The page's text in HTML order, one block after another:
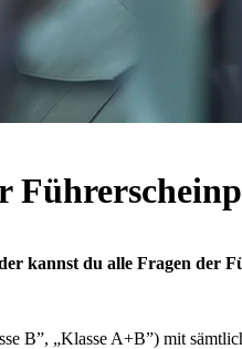
kannst du alle Fragen der
B”, „Klasse A+B”) mit